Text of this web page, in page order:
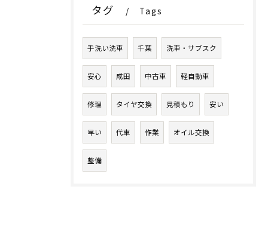
タグ Tags
手洗い洗車 千葉 洗車・サブスク
安心 成田 中古車 軽自動車
修理 タイヤ交換 見積もり 安い
早い 代車 作業 オイル交換
整備